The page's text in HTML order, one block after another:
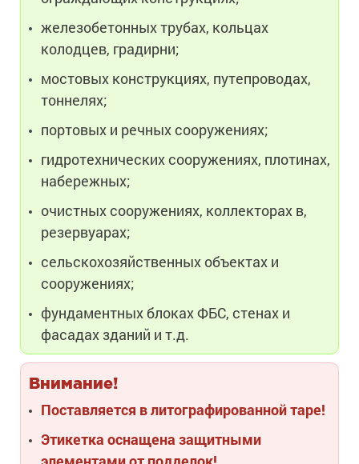
железобетонных трубах, кольцах
колодцев, градирни;
мостовых конструкциях, путепроводах,
тоннелях;
портовых и речных сооружениях;
гидротехнических сооружениях, плотинах,
набережных;
очистных сооружениях, коллекторах в,
резервуарах;
сельскохозяйственных объектах и
сооружениях;
фундаментных блоках ФБС, стенах и
фасадах зданий и т.д.
Внимание!
Поставляется в литографированной таре!
Этикетка оснащена защитными